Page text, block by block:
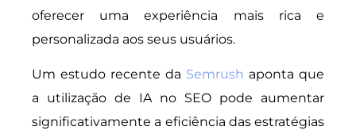
oferecer uma experiência mais rica e
personalizada aos seus usuários.
Um estudo recente da Semrush aponta que
a utilização de IA no SEO pode aumentar
significativamente a eficiência das estratégias